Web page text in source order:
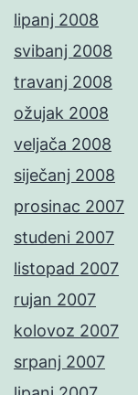
lipanj 2008
svibanj 2008
travanj 2008
ožujak 2008
veljača 2008
siječanj 2008
prosinac 2007
studeni 2007
listopad 2007
rujan 2007
kolovoz 2007
srpanj 2007